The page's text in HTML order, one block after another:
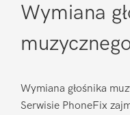
Wymiana
Wymiana głośnika
Serwisie PhoneFix